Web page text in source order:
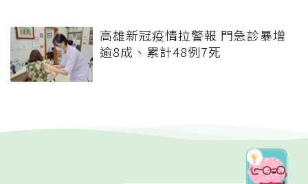
高雄新冠疫情拉警報 門急診暴增
逾8成、累計48例7死